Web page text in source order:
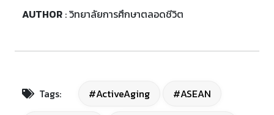
AUTHOR : วิทยาลัยการศึกษาตลอดชีวิต
Tags: #ActiveAging #ASEAN